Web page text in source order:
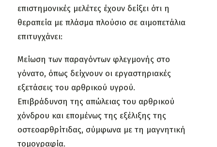
επιστημονικές μελέτες έχουν δείξει ότι η
θεραπεία με πλάσμα πλούσιο σε αιμοπετάλια
επιτυγχάνει:
Μείωση των παραγόντων φλεγμονής στο
γόνατο, όπως δείχνουν οι εργαστηριακές
εξετάσεις του αρθρικού υγρού.
Επιβράδυνση της απώλειας του αρθρικού
χόνδρου και επομένως της εξέλιξης της
οστεοαρθρίτιδας, σύμφωνα με τη μαγνητική
τομογραφία.